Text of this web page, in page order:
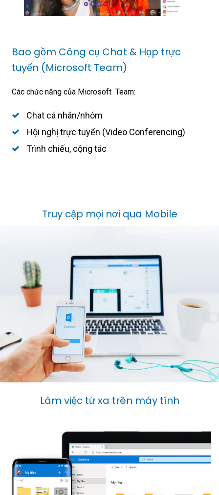
Bao gồm Công cụ Chat & Họp trực
tuyến (Microsoft Team)
Các chức năng của Microsoft Team:
Chat cá nhân/nhóm
Hội nghị trực tuyến (Video Conferencing)
Trình chiếu, cộng tác
Truy cập mọi nơi qua Mobile
Làm việc từ xa trên máy tính